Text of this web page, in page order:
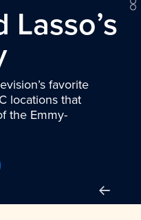
Lasso’s
favorite
locations that
the Emmy-